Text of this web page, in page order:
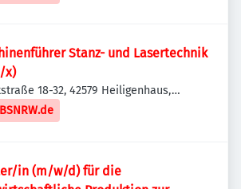
Stanz- und Lasertechnik
x)
18-32, 42579 Heiligenhaus,
in (m/w/d) für die